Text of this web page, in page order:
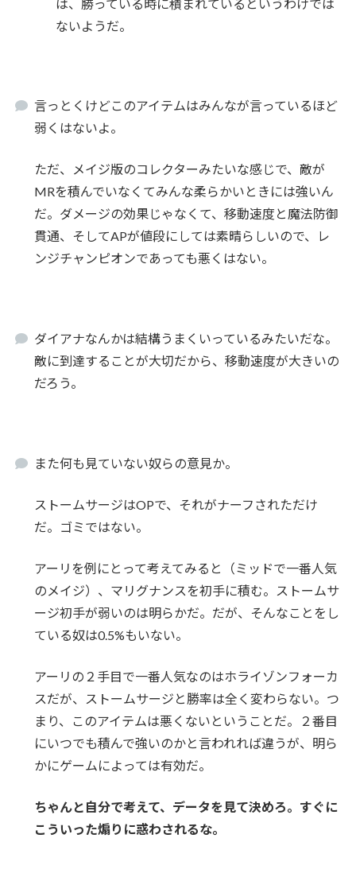
は、勝っている時に積まれているというわけでは
ないようだ。
言っとくけどこのアイテムはみんなが言っているほど
弱くはないよ。
ただ、メイジ版のコレクターみたいな感じで、敵が
MRを積んでいなくてみんな柔らかいときには強いん
だ。ダメージの効果じゃなくて、移動速度と魔法防御
貫通、そしてAPが値段にしては素晴らしいので、レ
ンジチャンピオンであっても悪くはない。
ダイアナなんかは結構うまくいっているみたいだな。
敵に到達することが大切だから、移動速度が大きいの
だろう。
また何も見ていない奴らの意見か。
ストームサージはOPで、それがナーフされただけ
だ。ゴミではない。
アーリを例にとって考えてみると（ミッドで一番人気
のメイジ）、マリグナンスを初手に積む。ストームサ
ージ初手が弱いのは明らかだ。だが、そんなことをし
ている奴は0.5%もいない。
アーリの２手目で一番人気なのはホライゾンフォーカ
スだが、ストームサージと勝率は全く変わらない。つ
まり、このアイテムは悪くないということだ。２番目
にいつでも積んで強いのかと言われれば違うが、明ら
かにゲームによっては有効だ。
ちゃんと自分で考えて、データを見て決めろ。すぐに
こういった煽りに惑わされるな。